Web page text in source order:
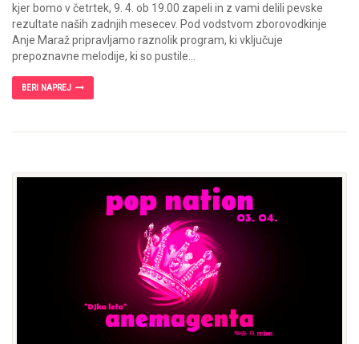
kjer bomo v četrtek, 9. 4. ob 19.00 zapeli in z vami delili pevske
rezultate naših zadnjih mesecev. Pod vodstvom zborovodkinje
Anje Maraž pripravljamo raznolik program, ki vključuje
prepoznavne melodije, ki so pustile...
BERI NAPREJ